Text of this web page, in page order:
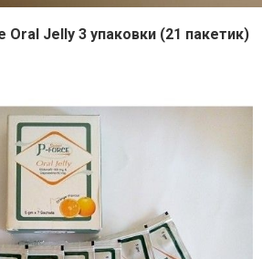
Jelly 3 упаковки (21 пакетик)